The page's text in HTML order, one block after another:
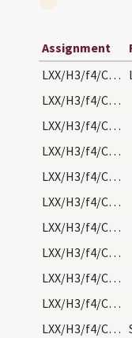
Assignment
LXX/H3/f4/Cinerum/M2/Mass Propers
LXX/H3/f4/Cinerum/M2/Mass Propers
LXX/H3/f4/Cinerum/M2/Mass Propers
LXX/H3/f4/Cinerum/M2/Mass Propers
LXX/H3/f4/Cinerum/M2/Mass Propers
LXX/H3/f4/Cinerum/M2/Mass Propers
LXX/H3/f4/Cinerum/M2/Mass Propers
LXX/H3/f4/Cinerum/M2/Mass Propers
LXX/H3/f4/Cinerum/M2/Mass Propers/1
LXX/H3/f4/Cinerum/M2/Mass Propers/2
LXX/H3/f4/Cinerum/M2/Mass Propers